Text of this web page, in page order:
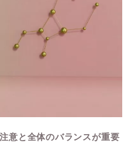
意と全体のバランスが重要